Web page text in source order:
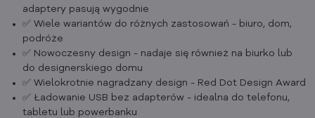
adaptery pasują wygodnie
✅ Wiele wariantów do różnych zastosowań - biuro, dom,
podróże
✅ Nowoczesny design - nadaje się również na biurko lub
do designerskiego domu
✅ Wielokrotnie nagradzany design - Red Dot Design Award
✅ Ładowanie USB bez adapterów - idealna do telefonu,
tabletu lub powerbanku